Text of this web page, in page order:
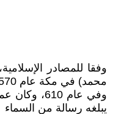
وفقا للمصادر
محمد) في مكة عام 570
يبلغه رسالة من السماء